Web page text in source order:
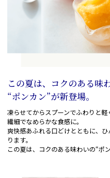
この夏は、コクのある味
“ポンカン”が新登場。
凍らせてからスプーンでふわりと
繊細でなめらかな食感に。
爽快感あふれる口どけとともに、
ります。
この夏は、コクのある味わいの“ポ